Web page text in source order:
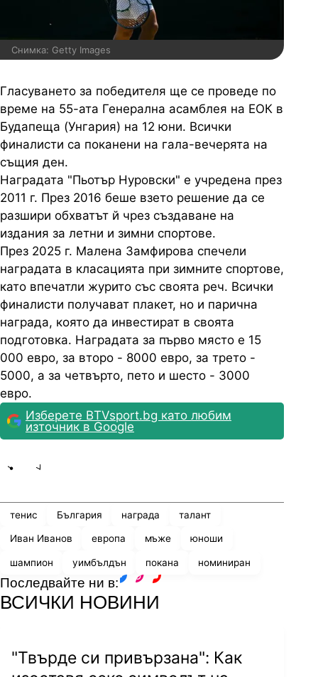
Снимка: Getty Images
Гласуването за победителя ще се проведе по
време на 55-ата Генерална асамблея на ЕОК в
Будапеща (Унгария) на 12 юни. Всички
финалисти са поканени на гала-вечерята на
същия ден.
Наградата "Пьотър Нуровски" е учредена през
2011 г. През 2016 беше взето решение да се
разшири обхватът й чрез създаване на
издания за летни и зимни спортове.
През 2025 г. Малена Замфирова спечели
наградата в класацията при зимните спортове,
като впечатли журито със своята реч. Всички
финалисти получават плакет, но и парична
награда, която да инвестират в своята
подготовка. Наградата за първо място е 15
000 евро, за второ - 8000 евро, за трето -
5000, а за четвърто, пето и шесто - 3000
евро.
Изберете BTVsport.bg като любим
източник в Google
тенис България награда талант
Иван Иванов европа мъже юноши
шампион уимбълдън покана номиниран
Последвайте ни в:
ВСИЧКИ НОВИНИ
"Твърде си привързана": Как